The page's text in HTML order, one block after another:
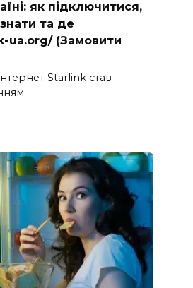
як підключитися,
та де
ua.org/ (Замовити
Starlink став